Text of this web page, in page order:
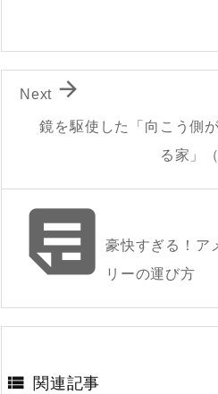
鏡を駆使した「向こう側
る家」

Next
豪快すぎる！ア
リーの運び方
 関連記事